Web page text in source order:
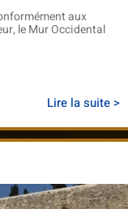
aux
le Mur Occidental
Lire la suite >